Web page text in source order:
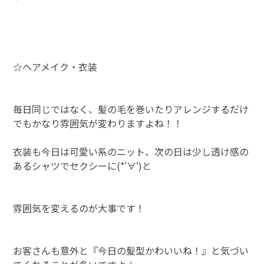
☆ヘアメイク・衣装
毎日同じではなく、髪の毛を巻いたりアレンジするだけ
でもかなり雰囲気が変わりますよね！！
衣装も今日は可愛い系のニット、次の日は少し透け感の
あるシャツでセクシーに(*‘∀‘)と
雰囲気を変えるのが大事です！
お客さんも意外と『今日の髪型かわいいね！』と気づい